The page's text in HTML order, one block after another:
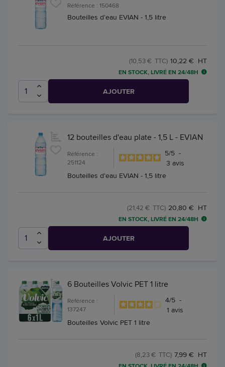
Référence : 150468
Bouteilles d'eau EVIAN - 1,5 litre
10,22 € HT
(10,53 € TTC)
EN STOCK, LIVRÉ EN 24/48H
AJOUTER
12 bouteilles d'eau plate - 1,5 L - EVIAN
Référence :
251124
5/5 -
3 avis
Bouteilles d'eau EVIAN - 1,5 litre
20,80 € HT
(21,42 € TTC)
EN STOCK, LIVRÉ EN 24/48H
AJOUTER
6 Bouteilles Volvic PET 1 litre
Référence :
137247
4/5 -
1avis
Bouteilles Volvic PET 1 litre
7,99 € HT
(8,23 € TTC)